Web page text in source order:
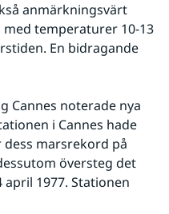
anmärkningsvärt
temperaturer 10-13
En bidragande
Cannes noterade nya
i Cannes hade
dess marsrekord på
översteg det
1977. Stationen